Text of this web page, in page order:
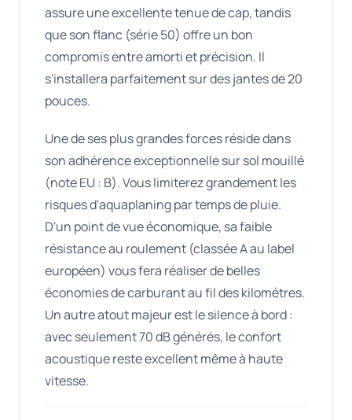
assure une excellente tenue de cap, tandis
que son flanc (série 50) offre un bon
compromis entre amorti et précision. Il
s'installera parfaitement sur des jantes de 20
pouces.
Une de ses plus grandes forces réside dans
son adhérence exceptionnelle sur sol mouillé
(note EU : B). Vous limiterez grandement les
risques d'aquaplaning par temps de pluie.
D'un point de vue économique, sa faible
résistance au roulement (classée A au label
européen) vous fera réaliser de belles
économies de carburant au fil des kilomètres.
Un autre atout majeur est le silence à bord :
avec seulement 70 dB générés, le confort
acoustique reste excellent même à haute
vitesse.